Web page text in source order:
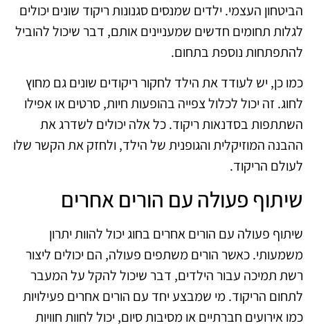
הביטחון העצמי. ילדים שמנסים סגנונות ריקוד שונים יכולים
לגלות תחומים חדשים שמעניינים אותם, דבר שיכול להוביל
להתפתחות נוספת בתחום.
כמו כן, יש לעודד את הילד לחקור ריקודים שונים גם מחוץ
לחוג. זה יכול לכלול צפייה בהופעות חיות, סרטים או אפילו
השתתפות בסדנאות ריקוד. כל אלה יכולים לשדרג את
ההבנה המוזיקלית והגופנית של הילד, ולחזק את הקשר שלו
לעולם הריקוד.
שיתוף פעולה עם הורים אחרים
שיתוף פעולה עם הורים אחרים בחוג יכול להוות יתרון
משמעותי. כאשר הורים משתפים פעולה, הם יכולים ליצור
רשת תמיכה עבור הילדים, דבר שיכול להקל על המעבר
לתחום הריקוד. מי שמבצע יחד עם הורים אחרים פעילויות
כמו אירועים חברתיים או מסיבות סיום, יכול לחוות חוויות